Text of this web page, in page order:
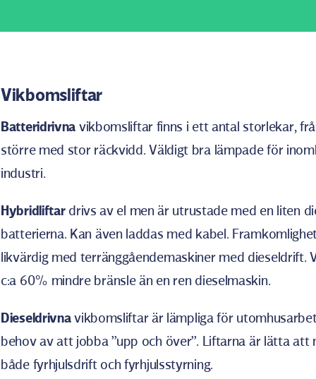
Vikbomsliftar
Batteridrivna vikbomsliftar finns i ett antal storlekar,
större med stor räckvidd. Väldigt bra lämpade för
industri.
Hybridliftardrivs av el men är utrustade med en liten
batterierna. Kan även laddas med kabel.
likvärdig med terränggåendemaskiner med
c:a 60% mindre bränsle än en ren dieselmaskin.
Dieseldrivnavikbomsliftar är lämpliga för
behov av att jobba ”upp och över”. Liftarna är lätta
både fyrhjulsdrift och fyrhjulsstyrning.